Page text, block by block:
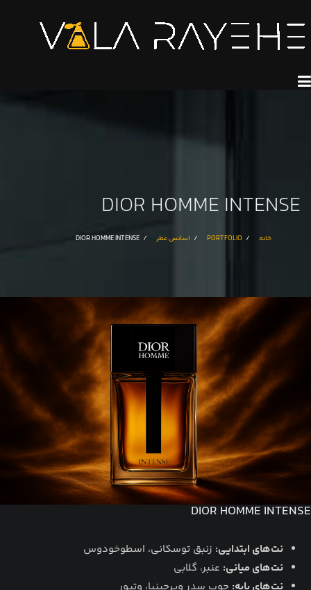
DIOR HOMME INTENSE
خانه PORTFOLIO اسانس عطر DIOR HOMME INTENSE
DIOR HOMME INTENSE
نت‌های ابتدایی: زنبق توسکانی، اسطوخودوس
نت‌های میانی: عنبر، گلابی
نت‌های پایه: چوب سدر ویرجینیا، وتیور